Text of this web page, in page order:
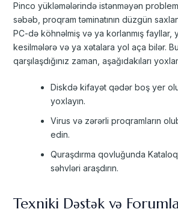
Pinco yükləmələrində istənməyən
səbəb, proqram təminatının düzgün
PC-də köhnəlmiş və ya korlanmış fayllar,
kesilmələrə və ya xətalara yol aça bilər.
qarşılaşdığınız zaman, aşağıdakıları
Diskdə kifayət qədər boş yer
yoxlayın.
Virus və zərərli proqramların
edin.
Quraşdırma qovluğunda
səhvləri araşdırın.
Texniki Dəstək və